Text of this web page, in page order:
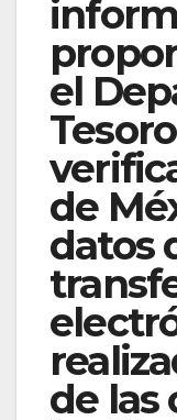
el
de
datos
de las